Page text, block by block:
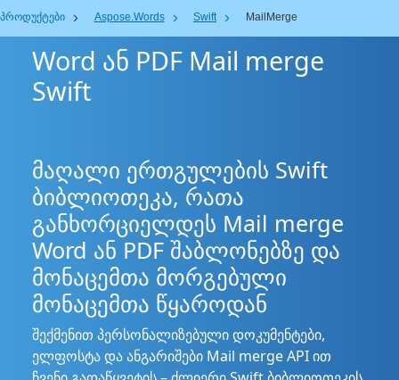
პროდუქტები Aspose.Words Swift MailMerge
Word ან PDF Mail merge
Swift
მაღალი ერთგულების Swift
ბიბლიოთეკა, რათა
განხორციელდეს Mail merge
Word ან PDF შაბლონებზე და
მონაცემთა მორგებული
მონაცემთა წყაროდან
შექმენით პერსონალიზებული დოკუმენტები,
ელფოსტა და ანგარიშები Mail merge API ით